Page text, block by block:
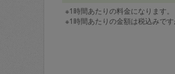
※1時間あたりの料金になります。
※1時間あたりの金額は税込みで